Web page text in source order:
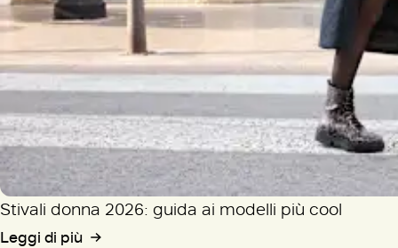
Stivali donna 2026: guida ai modelli più cool
Leggi di più